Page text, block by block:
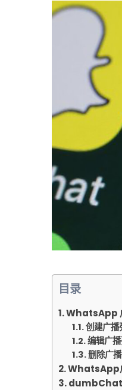
目录
WhatsApp
创建广播
编辑广
删除广
WhatsApp
dumbChat